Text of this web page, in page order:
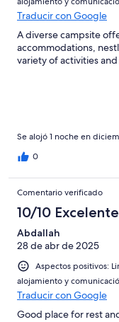
Traducir con Google
A diverse campsite
accommodations,
variety of activities
Se alojó 1 noche en
0
Comentario verificado
10/10 Excelente
Abdallah
28 de abr de 2025
Aspectos positivos:
alojamiento y
Traducir con Google
Good place for rest